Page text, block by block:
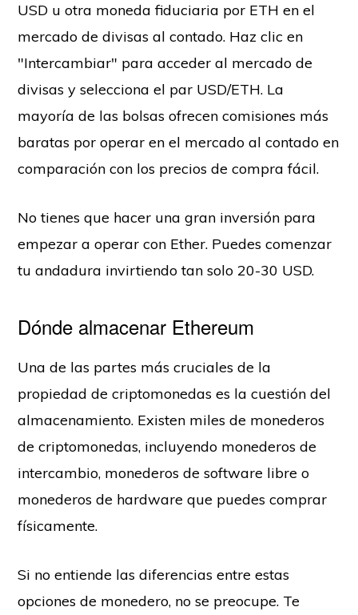
USD u otra moneda fiduciaria por ETH en el
mercado de divisas al contado. Haz clic en
"Intercambiar" para acceder al mercado de
divisas y selecciona el par USD/ETH. La
mayoría de las bolsas ofrecen comisiones más
baratas por operar en el mercado al contado en
comparación con los precios de compra fácil.
No tienes que hacer una gran inversión para
empezar a operar con Ether. Puedes comenzar
tu andadura invirtiendo tan solo 20-30 USD.
Dónde almacenar Ethereum
Una de las partes más cruciales de la
propiedad de criptomonedas es la cuestión del
almacenamiento. Existen miles de monederos
de criptomonedas, incluyendo monederos de
intercambio, monederos de software libre o
monederos de hardware que puedes comprar
físicamente.
Si no entiende las diferencias entre estas
opciones de monedero, no se preocupe. Te